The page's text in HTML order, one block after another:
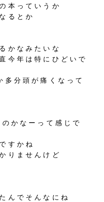
本っていうか
るとか
かなみたいな
今年は特にひどいで
多分頭が痛くなって
かなーって感じで
すかね
りませんけど
んでそんなにね